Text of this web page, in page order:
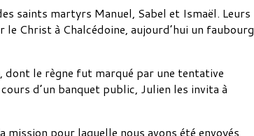
saints martyrs Manuel, Sabel et Ismaël. Leurs
Christ à Chalcédoine, aujourd’hui un faubourg
le règne fut marqué par une tentative
d’un banquet public, Julien les invita à
pour laquelle nous avons été envoyés